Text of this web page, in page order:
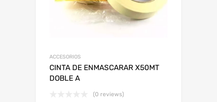
ACCESORIOS
CINTA DE ENMASCARAR X50MT
DOBLE A
(0 reviews)